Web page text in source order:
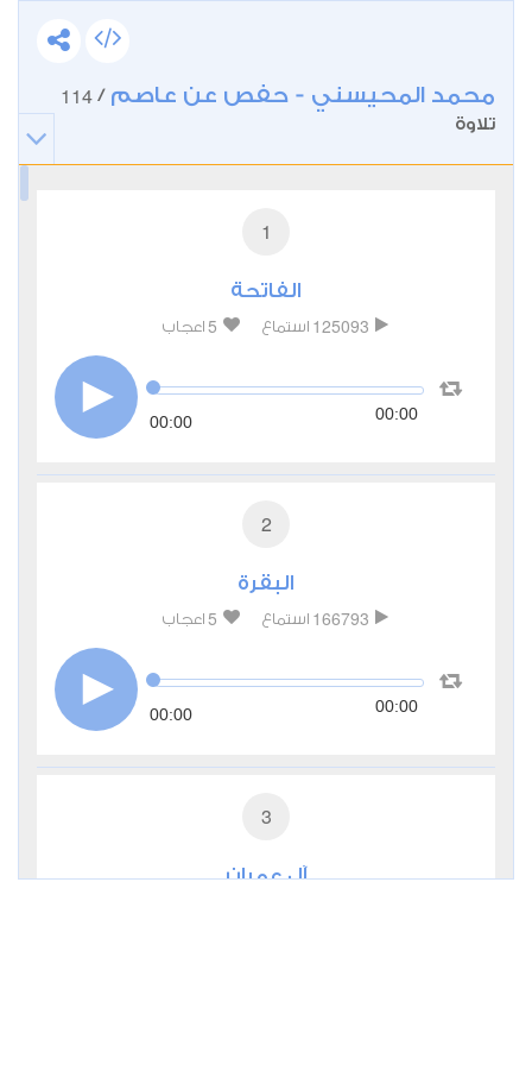
محمد المحيسني - حفص عن عاصم /
114
تلاوة
1
الفاتحة
125093 استماع 5 اعجاب
00:00 00:00
2
البقرة
166793 استماع 5 اعجاب
00:00 00:00
3
آل عمران